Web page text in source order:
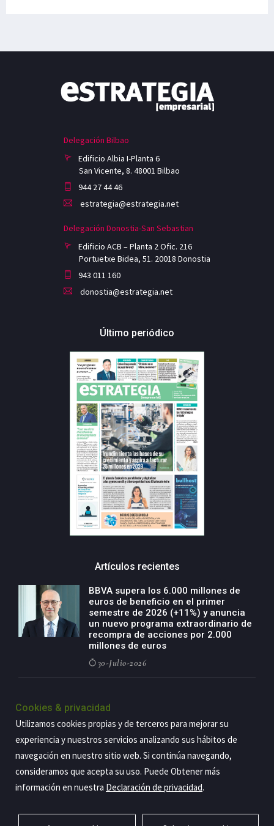
Delegación Bilbao
Edificio Albia I-Planta 6
San Vicente, 8. 48001 Bilbao
944 27 44 46
estrategia@estrategia.net
Delegación Donostia-San Sebastian
Edificio ACB – Planta 2 Ofic. 216
Portuetxe Bidea, 51. 20018 Donostia
943 011 160
donostia@estrategia.net
Último periódico
Artículos recientes
BBVA supera los 6.000 millones de
euros de beneficio en el primer
semestre de 2026 (+11%) y anuncia
un nuevo programa extraordinario de
recompra de acciones por 2.000
millones de euros
30-Julio-2026
negocio agro con un modelo global
de especialización presente en siete
países
29-Julio-2026
Cookies & privacidad
Utilizamos cookies propias y de terceros para mejorar su
experiencia y nuestros servicios analizando sus hábitos de
navegación en nuestro sitio web. Si continúa navegando,
consideramos que acepta su uso. Puede Obtener más
información en nuestra Declaración de privacidad.